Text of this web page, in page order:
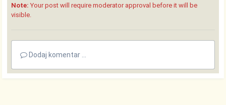
Note: Your post will require moderator approval before it will be
visible.
Dodaj komentar ...